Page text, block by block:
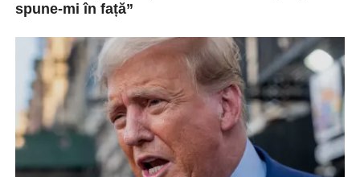
spune-mi în față”
prezidențială în Georgia, un stat pe care unii
democrați îl consideră...